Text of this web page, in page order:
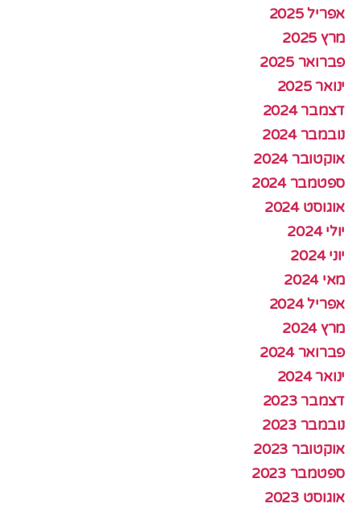
אפריל 2025
מרץ 2025
פברואר 2025
ינואר 2025
דצמבר 2024
נובמבר 2024
אוקטובר 2024
ספטמבר 2024
אוגוסט 2024
יולי 2024
יוני 2024
מאי 2024
אפריל 2024
מרץ 2024
פברואר 2024
ינואר 2024
דצמבר 2023
נובמבר 2023
אוקטובר 2023
ספטמבר 2023
אוגוסט 2023